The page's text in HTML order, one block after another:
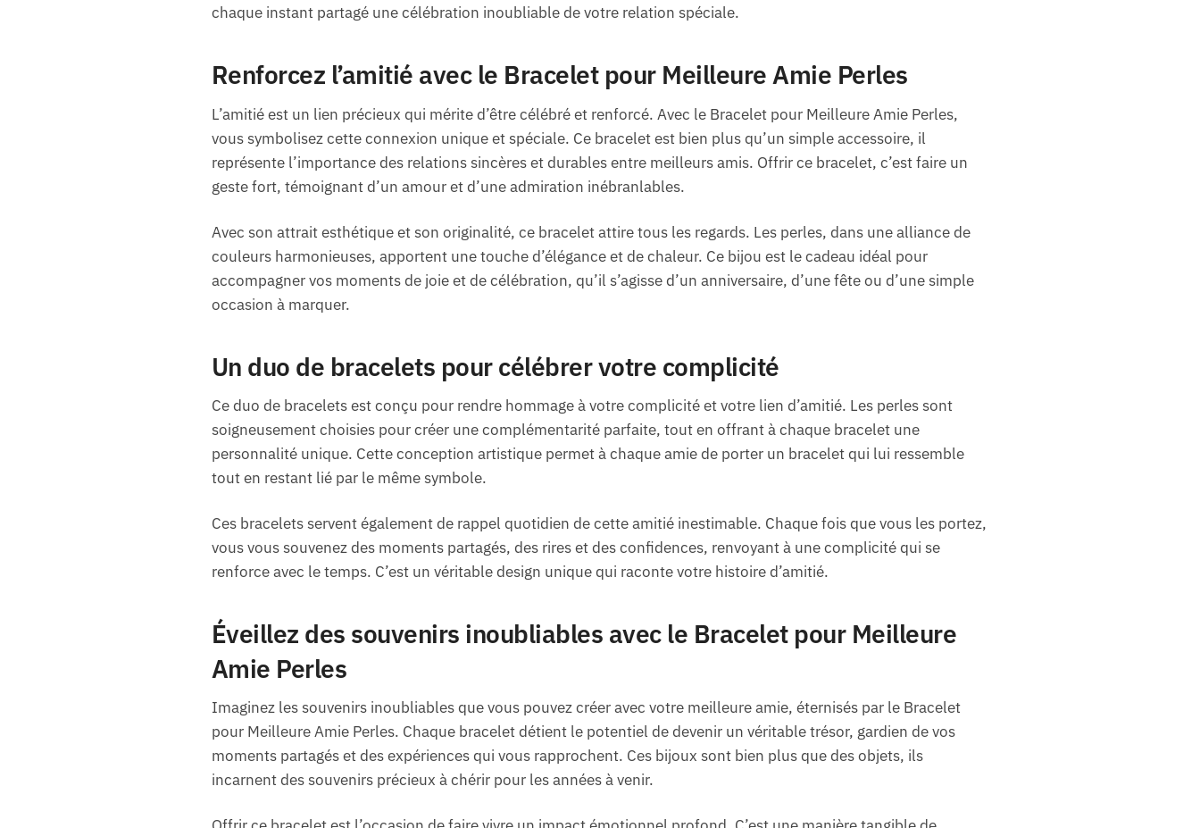
chaque instant partagé une célébration inoubliable de votre relation spéciale.
Renforcez l’amitié avec le Bracelet pour Meilleure Amie Perles
L’amitié est un lien précieux qui mérite d’être célébré et renforcé. Avec le Bracelet pour Meilleure Amie Perles,
vous symbolisez cette connexion unique et spéciale. Ce bracelet est bien plus qu’un simple accessoire, il
représente l’importance des relations sincères et durables entre meilleurs amis. Offrir ce bracelet, c’est faire un
geste fort, témoignant d’un amour et d’une admiration inébranlables.
Avec son attrait esthétique et son originalité, ce bracelet attire tous les regards. Les perles, dans une alliance de
couleurs harmonieuses, apportent une touche d’élégance et de chaleur. Ce bijou est le cadeau idéal pour
accompagner vos moments de joie et de célébration, qu’il s’agisse d’un anniversaire, d’une fête ou d’une simple
occasion à marquer.
Un duo de bracelets pour célébrer votre complicité
Ce duo de bracelets est conçu pour rendre hommage à votre complicité et votre lien d’amitié. Les perles sont
soigneusement choisies pour créer une complémentarité parfaite, tout en offrant à chaque bracelet une
personnalité unique. Cette conception artistique permet à chaque amie de porter un bracelet qui lui ressemble
tout en restant lié par le même symbole.
Ces bracelets servent également de rappel quotidien de cette amitié inestimable. Chaque fois que vous les portez,
vous vous souvenez des moments partagés, des rires et des confidences, renvoyant à une complicité qui se
renforce avec le temps. C’est un véritable design unique qui raconte votre histoire d’amitié.
Éveillez des souvenirs inoubliables avec le Bracelet pour Meilleure
Amie Perles
Imaginez les souvenirs inoubliables que vous pouvez créer avec votre meilleure amie, éternisés par le Bracelet
pour Meilleure Amie Perles. Chaque bracelet détient le potentiel de devenir un véritable trésor, gardien de vos
moments partagés et des expériences qui vous rapprochent. Ces bijoux sont bien plus que des objets, ils
incarnent des souvenirs précieux à chérir pour les années à venir.